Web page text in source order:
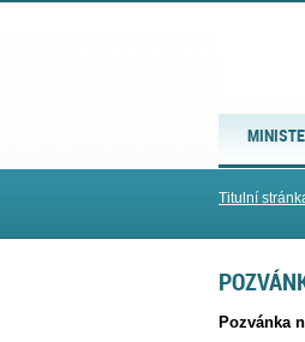
Titulní
Pozvánka